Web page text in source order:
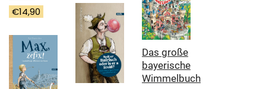
€14,90
Das große
bayerische
Wimmelbuch